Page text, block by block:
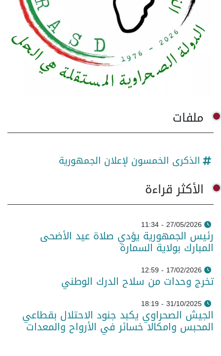
ملفات
الذكرى الخمسون لإعلان الجمهورية
الأكثر قراءة
27/05/2026 - 11:34
رئيس الجمهورية يؤدي صلاة عيد الأضحى
المبارك بولاية السمارة
17/02/2026 - 12:59
تخرج وحدات من سلاح الدرك الوطني
31/10/2025 - 18:19
الجيش الصحراوي يكبد جنود الاحتلال بقطاعي
المحبس وامكالا خسائر في الأرواح والمعدات